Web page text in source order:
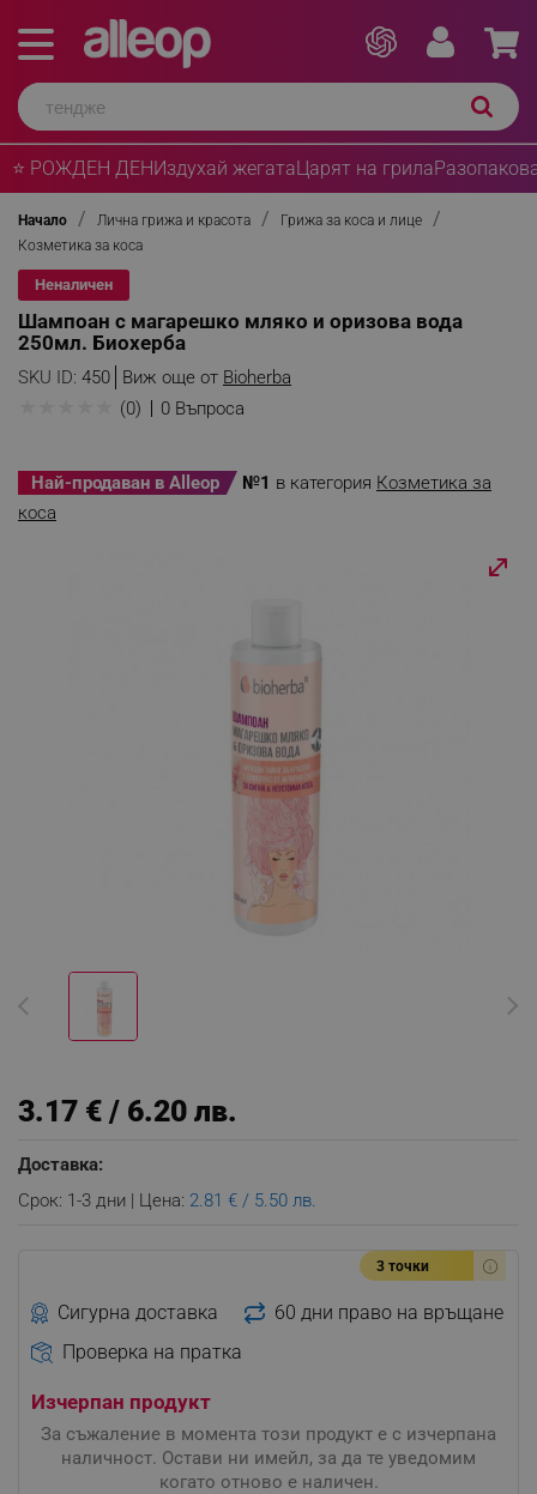
⭐ РОЖДЕН ДЕНИздухай жегатаЦарят на грила
Начало Лична грижа и красота
Грижа за коса и лице
Козметика за коса
Неналичен
Шампоан с магарешко мляко и оризова вода
250мл. Биохерба
SKU ID: 450 Виж още от Bioherba
(0) 0 Въпроса
Най-продаван в Alleop №1 в категория Козметика за
коса
3.17 € / 6.20 лв.
Доставка:
Срок: 1-3 дни | Цена: 2.81 € / 5.50 лв.
3 точки
Сигурна доставка
60 дни право на връщане
Проверка на пратка
Изчерпан продукт
За съжаление в момента този продукт е с изчерпана
наличност. Остави ни имейл, за да те уведомим
когато отново е наличен.